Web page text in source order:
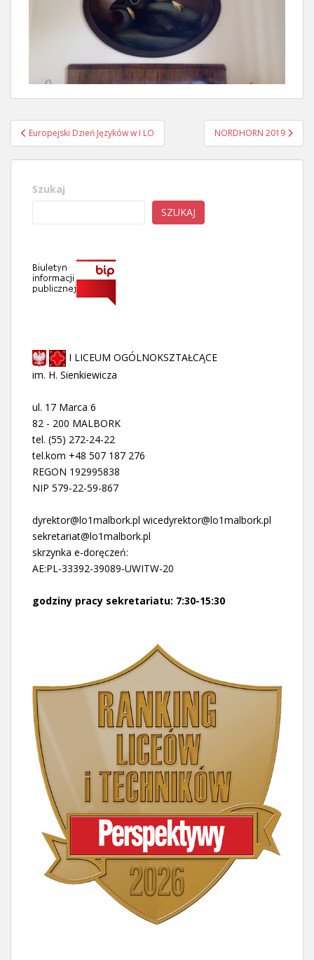
Nawigacja
wpisu
Europejski Dzień Języków w I LO NORDHORN 2019
Szukaj
SZUKAJ
I LICEUM OGÓLNOKSZTAŁCĄCE
im. H. Sienkiewicza
ul. 17 Marca 6
82 - 200 MALBORK
tel. (55) 272-24-22
tel.kom +48 507 187 276
REGON 192995838
NIP 579-22-59-867
dyrektor@lo1malbork.pl wicedyrektor@lo1malbork.pl
sekretariat@lo1malbork.pl
skrzynka e-doręczeń:
AE:PL-33392-39089-UWITW-20
godziny pracy sekretariatu: 7:30-15:30